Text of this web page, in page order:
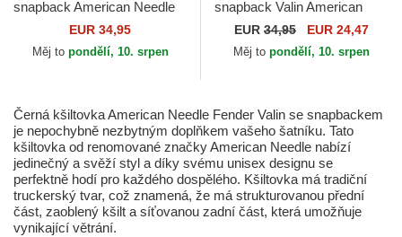
snapback American Needle
EUR 34,95
Měj to pondělí, 10. srpen
snapback Valin American
Needle
EUR 34,95 EUR 24,47
Měj to pondělí, 10. srpen
Černá kšiltovka American Needle Fender Valin se snapbackem
je nepochybně nezbytným doplňkem vašeho šatníku. Tato
kšiltovka od renomované značky American Needle nabízí
jedinečný a svěží styl a díky svému unisex designu se
perfektně hodí pro každého dospělého. Kšiltovka má tradiční
truckerský tvar, což znamená, že má strukturovanou přední
část, zaoblený kšilt a síťovanou zadní část, která umožňuje
vynikající větrání.